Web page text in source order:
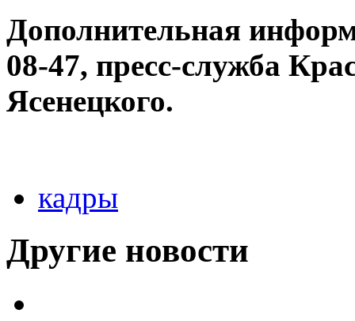
Дополнительная
08-47, пресс-служба
Ясенецкого.
кадры
Другие новости